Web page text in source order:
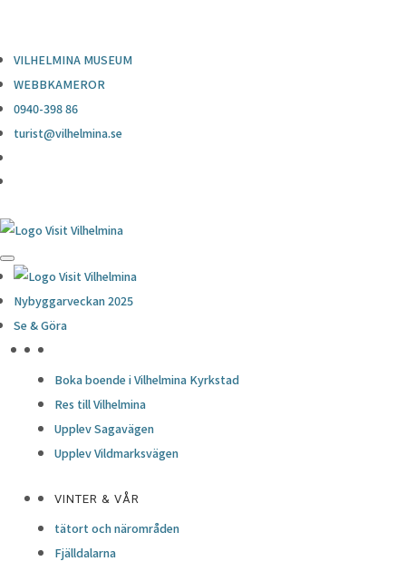
VILHELMINA MUSEUM
WEBBKAMEROR
0940-398 86
turist@vilhelmina.se
Nybyggarveckan 2025
Se & Göra
Boka boende i Vilhelmina Kyrkstad
Res till Vilhelmina
Upplev Sagavägen
Upplev Vildmarksvägen
VINTER & VÅR
tätort och närområden
Fjälldalarna